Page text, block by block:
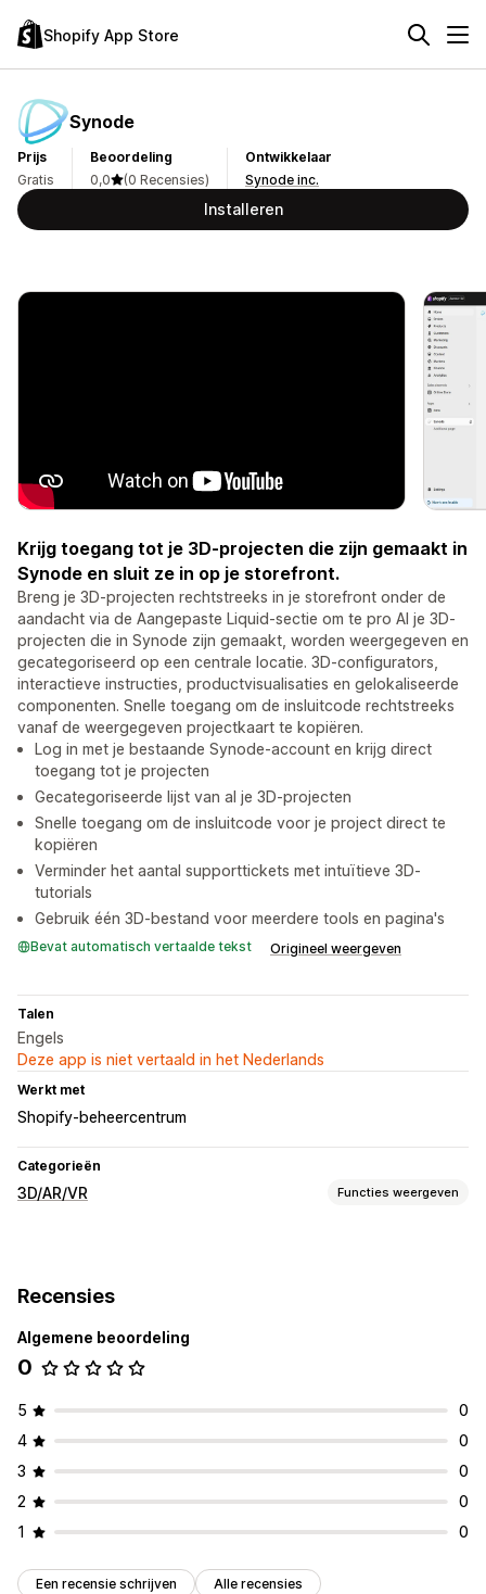
Shopify App Store
Synode
Prijs
Gratis
Beoordeling
0,0
(0 Recensies)
Ontwikkelaar
Synode inc.
Installeren
Krijg toegang tot je 3D-projecten die zijn gemaakt in
Synode en sluit ze in op je storefront.
Breng je 3D-projecten rechtstreeks in je storefront onder de
aandacht via de Aangepaste Liquid-sectie om te pro Al je 3D-
projecten die in Synode zijn gemaakt, worden weergegeven en
gecategoriseerd op een centrale locatie. 3D-configurators,
interactieve instructies, productvisualisaties en gelokaliseerde
componenten. Snelle toegang om de insluitcode rechtstreeks
vanaf de weergegeven projectkaart te kopiëren.
Log in met je bestaande Synode-account en krijg direct
toegang tot je projecten
Gecategoriseerde lijst van al je 3D-projecten
Snelle toegang om de insluitcode voor je project direct te
kopiëren
Verminder het aantal supporttickets met intuïtieve 3D-
tutorials
Gebruik één 3D-bestand voor meerdere tools en pagina's
Bevat automatisch vertaalde tekst Origineel weergeven
Talen
Engels
Deze app is niet vertaald in het Nederlands
Werkt met
Shopify-beheercentrum
Categorieën
3D/AR/VR Functies weergeven
Ingesloten viewer
Aanpassing
Productconfigurator
Recensies
Algemene beoordeling
0
5
0
4
0
3
0
2
0
1
0
Een recensie schrijven Alle recensies